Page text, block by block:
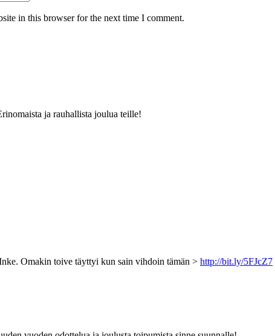
in this browser for the next time I comment.
ja rauhallista joulua teille!
Omakin toive täyttyi kun sain vihdoin tämän > http://bit.ly/5FJcZ7